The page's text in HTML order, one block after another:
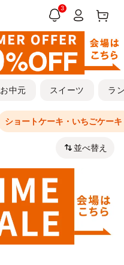
3
お中元 スイーツ ラ
ショートケーキ・いちごケーキ
並べ替え